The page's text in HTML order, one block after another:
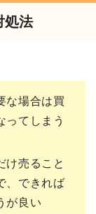
処法
な場合は買
ってしまう
け売ること
、できれば
が良い